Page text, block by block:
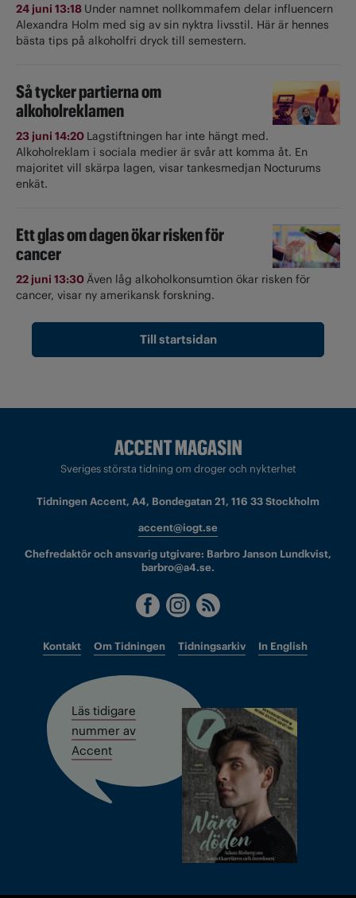
24 juni 13:18 Under namnet nollkommafem delar influencern
Alexandra Holm med sig av sin nyktra livsstil. Här är hennes
bästa tips på alkoholfri dryck till semestern.
Så tycker partierna om
alkoholreklamen
23 juni 14:20 Lagstiftningen har inte hängt med.
Alkoholreklam i sociala medier är svår att komma åt. En
majoritet vill skärpa lagen, visar tankesmedjan Nocturums
enkät.
Ett glas om dagen ökar risken för
cancer
22 juni 13:30Även låg alkoholkonsumtion ökar risken för
cancer, visar ny amerikansk forskning.
Till startsidan
Sveriges största tidning om droger och nykterhet
Tidningen Accent, A4, Bondegatan 21, 116 33 Stockholm
accent@iogt.se
Chefredaktör och ansvarig utgivare: Barbro Janson Lundkvist,
barbro@a4.se.
Kontakt Om Tidningen Tidningsarkiv In English
Läs tidigare
nummer av
Accent